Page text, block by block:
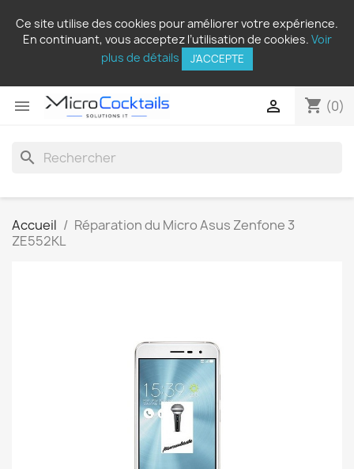
Ce site utilise des cookies pour améliorer votre expérience.
En continuant, vous acceptez l’utilisation de cookies. Voir
plus de détails
J'ACCEPTE
 shopping_cart (0)

search
Accueil
Réparation du Micro Asus Zenfone 3
ZE552KL